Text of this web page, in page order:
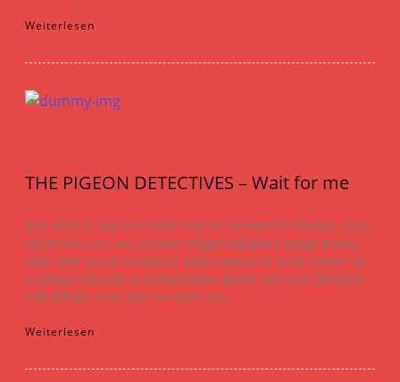
Weiterlesen
THE PIGEON DETECTIVES – Wait for me
Mal ehrlich, warum sollte man es verwerflich finden, dass
die Briten uns mit schöner Regelmäßigkeit junge Bands
über den Kanal schicken? Selbst wenn es nicht immer so
uneingeschränkt unterhaltsame Bands wie zum Beispiel
THE RIFLES sind, eint sie doch der…
Weiterlesen